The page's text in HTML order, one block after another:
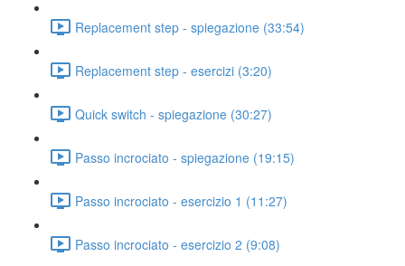
Replacement step - spiegazione (33:54)
Replacement step - esercizi (3:20)
Quick switch - spiegazione (30:27)
Passo incrociato - spiegazione (19:15)
Passo incrociato - esercizio 1 (11:27)
Passo incrociato - esercizio 2 (9:08)